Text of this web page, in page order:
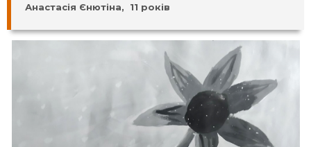
Анастасія Єнютіна, 11 років